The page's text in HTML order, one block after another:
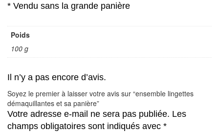
* Vendu sans la grande panière
Poids
100 g
Il n’y a pas encore d’avis.
Soyez le premier à laisser votre avis sur “ensemble lingettes
démaquillantes et sa panière”
Votre adresse e-mail ne sera pas publiée. Les
champs obligatoires sont indiqués avec *